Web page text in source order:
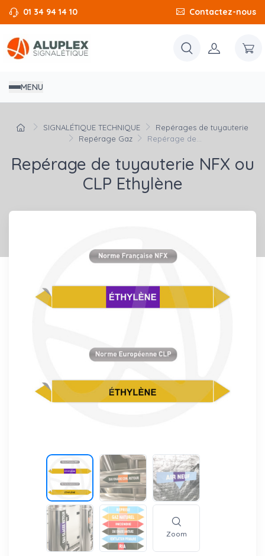
01 34 94 14 10 Contactez-nous
MENU
SIGNALÉTIQUE TECHNIQUE
Repérages de tuyauterie
Repérage Gaz
Repérage de...
Repérage de tuyauterie NFX ou
CLP Ethylène
Zoom